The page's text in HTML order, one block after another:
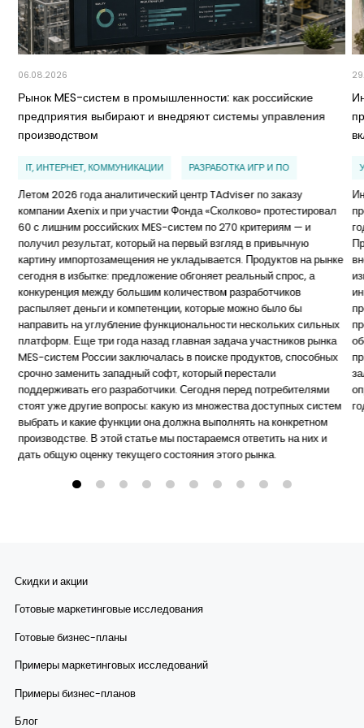
06.08.2026
Рынок MES-систем в промышленности: как российские
предприятия выбирают и внедряют системы управления
производством
IT, ИНТЕРНЕТ, КОММУНИКАЦИИ РАЗРАБОТКА ИГР И ПО
Летом 2026 года аналитический центр TAdviser по заказу
компании Axenix и при участии Фонда «Сколково» протестировал
60 с лишним российских MES-систем по 270 критериям — и
получил результат, который на первый взгляд в привычную
картину импортозамещения не укладывается. Продуктов на рынке
сегодня в избытке: предложение обгоняет реальный спрос, а
конкуренция между большим количеством разработчиков
распыляет деньги и компетенции, которые можно было бы
направить на углубление функциональности нескольких сильных
платформ. Еще три года назад главная задача участников рынка
MES-систем России заключалась в поиске продуктов, способных
срочно заменить западный софт, который перестали
поддерживать его разработчики. Сегодня перед потребителями
стоят уже другие вопросы: какую из множества доступных систем
выбрать и какие функции она должна выполнять на конкретном
производстве. В этой статье мы постараемся ответить на них и
дать общую оценку текущего состояния этого рынка.
Скидки и акции
Готовые маркетинговые исследования
Готовые бизнес-планы
Примеры маркетинговых исследований
Примеры бизнес-планов
Блог